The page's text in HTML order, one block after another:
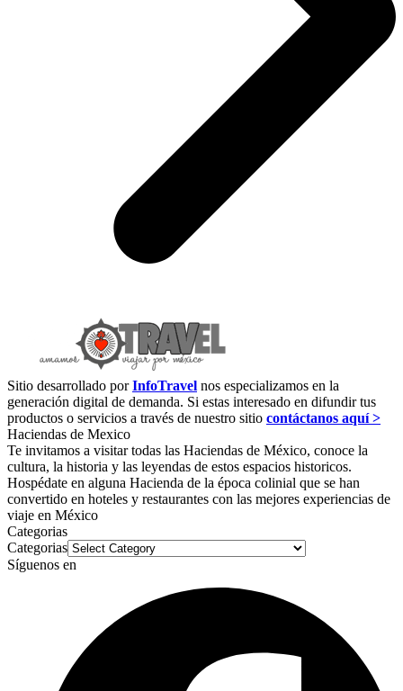
Sitio desarrollado porInfoTravel nos especializamos en la
generación digital de demanda. Si estas interesado en difundir tus
productos o servicios a través de nuestro sitio contáctanos aquí >
Haciendas de Mexico
Te invitamos a visitar todas las Haciendas de México, conoce la
cultura, la historia y las leyendas de estos espacios historicos.
Hospédate en alguna Hacienda de la época colinial que se han
convertido en hoteles y restaurantes con las mejores experiencias de
viaje en México
Categorias
Categorias
Síguenos en